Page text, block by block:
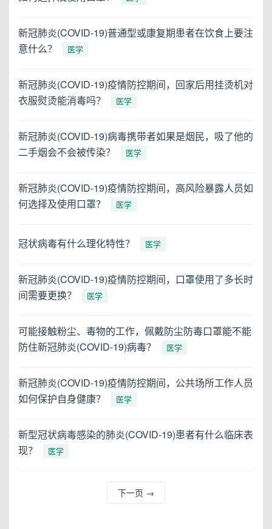
新冠肺炎(COVID-19)普通型或康复期患者在饮食上要注
意什么？
医学
新冠肺炎(COVID-19)疫情防控期间，回家后用挂烫机对
衣服熨烫能消毒吗？
医学
新冠肺炎(COVID-19)病毒携带者如果是烟民，吸了他的
二手烟会不会被传染？
医学
新冠肺炎(COVID-19)疫情防控期间，高风险暴露人员如
何选择及使用口罩？
医学
冠状病毒有什么理化特性？ 医学
新冠肺炎(COVID-19)疫情防控期间，口罩使用了多长时
间需要更换？
医学
可能接触粉尘、毒物的工作，佩戴防尘防毒口罩能不能
防住新冠肺炎(COVID-19)病毒？
医学
新冠肺炎(COVID-19)疫情防控期间，公共场所工作人员
如何保护自身健康？
医学
新型冠状病毒感染的肺炎(COVID-19)患者有什么临床表
现？
医学
下一页 →